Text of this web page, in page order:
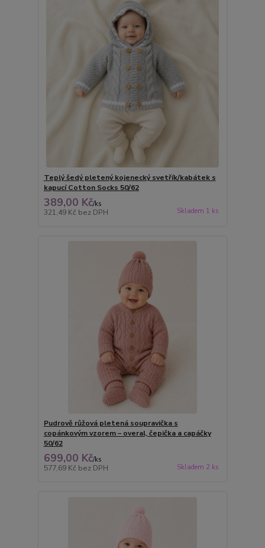
Teplý šedý pletený kojenecký svetřík/kabátek s
kapucí Cotton Socks 50/62
389,00 Kč/ks
321,49 Kč bez DPH Skladem 1 ks
Pudrově růžová pletená soupravička s
copánkovým vzorem – overal, čepička a capáčky
50/62
699,00 Kč/ks
577,69 Kč bez DPH Skladem 2 ks